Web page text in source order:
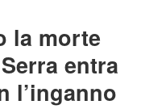
la morte
entra
l’inganno